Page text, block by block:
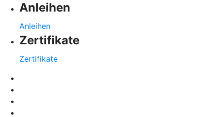
Anleihen
Anleihen
Zertifikate
Zertifikate